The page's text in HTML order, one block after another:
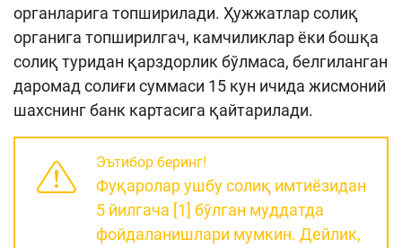
органларига топширилади. Ҳужжатлар солиқ
органига топширилгач, камчиликлар ёки бошқа
солиқ туридан қарздорлик бўлмаса, белгиланган
даромад солиғи суммаси 15 кун ичида жисмоний
шахснинг банк картасига қайтарилади.
Эътибор беринг!
Фуқаролар ушбу солиқ имтиёзидан
5 йилгача [1] бўлган муддатда
фойдаланишлари мумкин. Дейлик,